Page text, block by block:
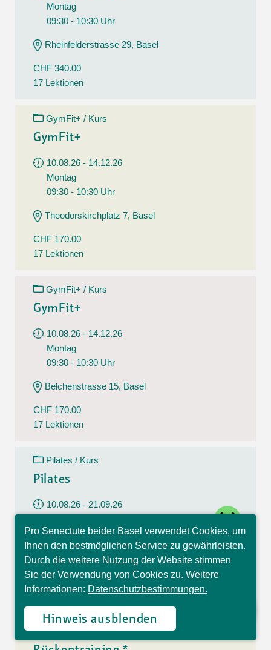
Montag
09:30 - 10:30 Uhr
Rheinfelderstrasse 29, Basel
CHF 340.00
17 Lektionen
GymFit+ / Kurs
GymFit+
10.08.26 - 14.12.26
Montag
09:30 - 10:30 Uhr
Theodorskirchplatz 7, Basel
CHF 170.00
17 Lektionen
GymFit+ / Kurs
GymFit+
10.08.26 - 14.12.26
Montag
09:30 - 10:30 Uhr
Belchenstrasse 15, Basel
CHF 170.00
17 Lektionen
Pilates / Kurs
Pilates
10.08.26 - 21.09.26
09:30 - 10:30 Uhr
Im Westfeld 6, Basel
CHF 140.00
7 Lektionen
Rückentraining / Kurs
Pro Senectute beider Basel verwendet Cookies, um
Ihnen den bestmöglichen Service zu gewährleisten.
Durch die weitere Nutzung der Website stimmen
Sie der Verwendung von Cookies zu. Weitere
Informationen: Datenschutzbestimmungen.
Hinweis ausblenden
Hallo, ich bin Sophia und
beantworte gerne Ihre
Fragen.
close